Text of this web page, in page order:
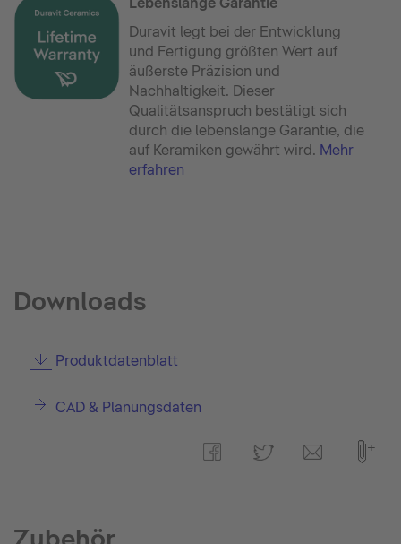
Duravit legt bei der Entwicklung
und Fertigung größten Wert auf
äußerste Präzision und
Nachhaltigkeit. Dieser
Qualitätsanspruch bestätigt sich
durch die lebenslange Garantie, die
auf Keramiken gewährt wird. Mehr
erfahren
Downloads
Produktdatenblatt
CAD & Planungsdaten